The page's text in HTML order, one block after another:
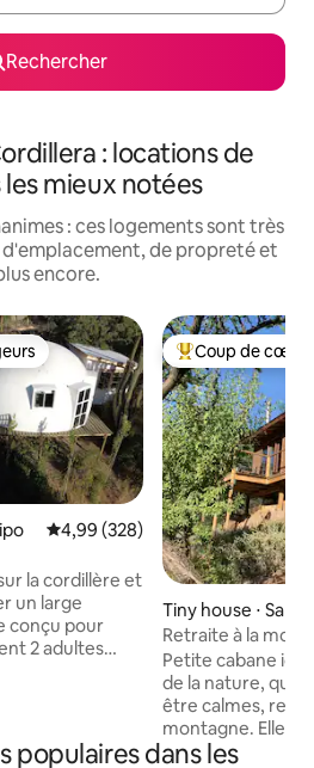
Rechercher
: locations de
mieux notées
: ces logements sont très
de propreté et
encore.
les plus appréciés
Évaluation moyenne sur la
4,99 (328)
la cordillère et
un large
2 adultes
et d'une salle
pour vivre
Coups de cœur
Coup de cœur
Tiny house ⋅ San
ipo
Retraite à la
Petite cabane
de la nature, qui
être calmes,
montagne. Elle
colline de Lican, à
populaires dans les